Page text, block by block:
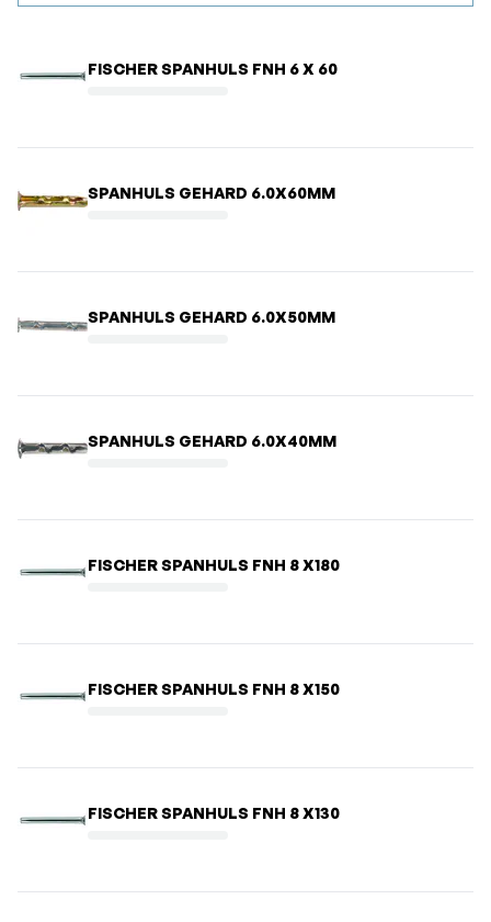
FISCHER SPANHULS FNH 6 X 60
SPANHULS GEHARD 6.0X60MM
SPANHULS GEHARD 6.0X50MM
SPANHULS GEHARD 6.0X40MM
FISCHER SPANHULS FNH 8 X180
FISCHER SPANHULS FNH 8 X150
FISCHER SPANHULS FNH 8 X130